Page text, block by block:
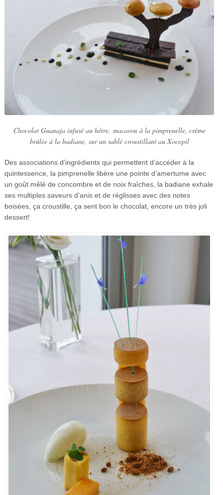
Chocolat Guanaja infusé au hêtre, macaron à la pimprenelle, crème
brûlée à la badiane, sur un sablé croustillant au Xocopil
Des associations d’ingrédients qui permettent d’accéder à la
quintessence, la pimprenelle libère une pointe d’amertume avec
un goût mêlé de concombre et de noix fraîches, la badiane exhale
ses multiples saveurs d’anis et de réglisses avec des notes
boisées, ça croustille, ça sent bon le chocolat, encore un très joli
dessert!